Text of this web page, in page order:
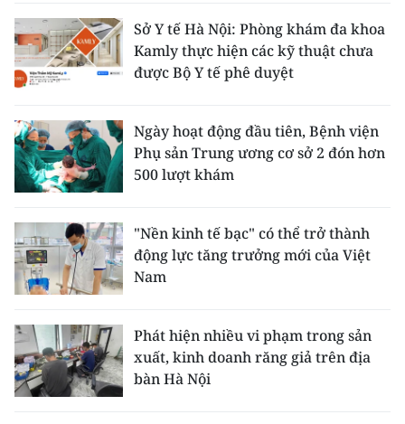
Sở Y tế Hà Nội: Phòng khám đa khoa
Kamly thực hiện các kỹ thuật chưa
được Bộ Y tế phê duyệt
Ngày hoạt động đầu tiên, Bệnh viện
Phụ sản Trung ương cơ sở 2 đón hơn
500 lượt khám
"Nền kinh tế bạc" có thể trở thành
động lực tăng trưởng mới của Việt
Nam
Phát hiện nhiều vi phạm trong sản
xuất, kinh doanh răng giả trên địa
bàn Hà Nội